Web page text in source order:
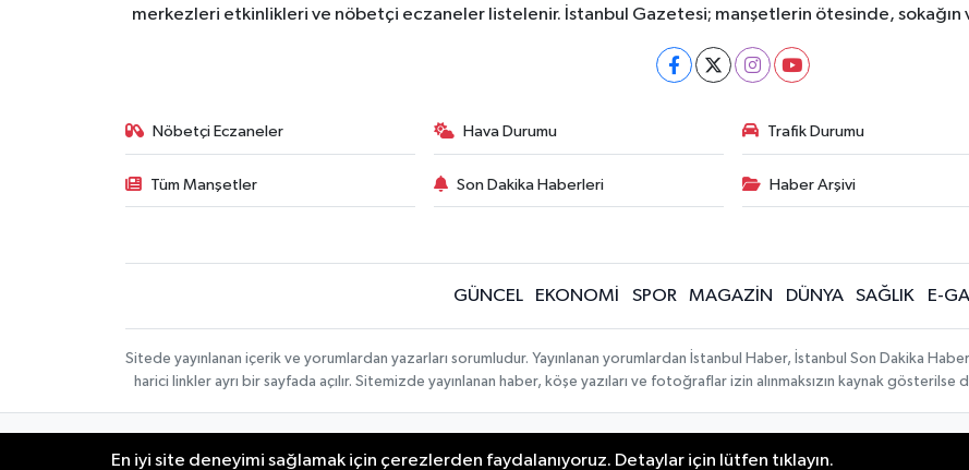
merkezleri etkinlikleri ve nöbetçi eczaneler listelenir. İstanbul Gazetesi; manşetlerin ötesinde, sokağın
Nöbetçi Eczaneler Hava Durumu Trafik Durumu
Tüm Manşetler Son Dakika Haberleri Haber Arşivi
GÜNCEL EKONOMİ SPOR MAGAZİN DÜNYA SAĞLIK E-
Sitede yayınlanan içerik ve yorumlardan yazarları sorumludur. Yayınlanan yorumlardan İstanbul Haber, İstanbul Son Dakika
harici linkler ayrı bir sayfada açılır. Sitemizde yayınlanan haber, köşe yazıları ve fotoğraflar izin alınmaksızın kaynak
En iyi site deneyimi sağlamak için çerezlerden faydalanıyoruz. Detaylar için lütfen tıklayın.